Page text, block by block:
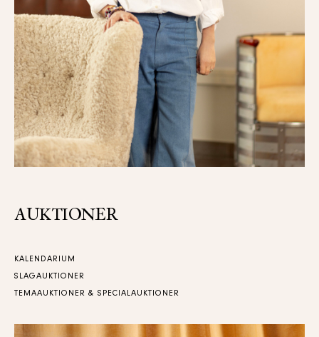
AUKTIONER
KALENDARIUM
SLAGAUKTIONER
TEMAAUKTIONER & SPECIALAUKTIONER